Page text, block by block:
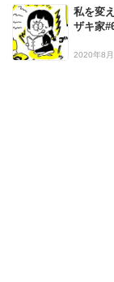
私を変
ザキ家
2020年8月